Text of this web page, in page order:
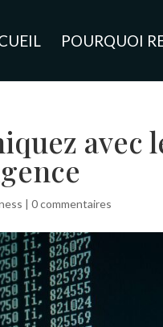
POURQUOI
avec
|0 commentaires